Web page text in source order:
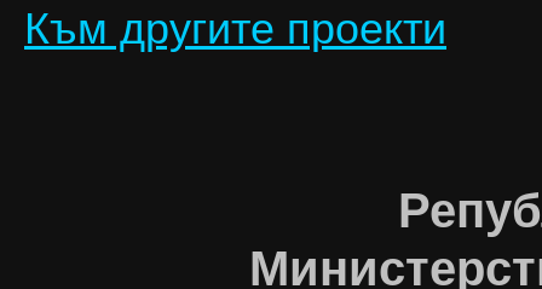
Към другите проекти